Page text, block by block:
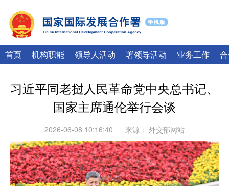
首页 机构职能 领导人活动 署领导活动 业务工作
习近平同老挝人民革命党中央总书记、
国家主席通伦举行会谈
2026-06-08 10:16:40 来源： 外交部网站